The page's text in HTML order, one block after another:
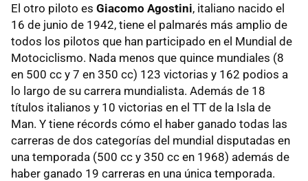
El otro piloto es Giacomo Agostini, italiano nacido el
16 de junio de 1942, tiene el palmarés más amplio de
todos los pilotos que han participado en el Mundial de
Motociclismo. Nada menos que quince mundiales (8
en 500 cc y 7 en 350 cc) 123 victorias y 162 podios a
lo largo de su carrera mundialista. Además de 18
títulos italianos y 10 victorias en el TT de la Isla de
Man. Y tiene récords cómo el haber ganado todas las
carreras de dos categorías del mundial disputadas en
una temporada (500 cc y 350 cc en 1968) además de
haber ganado 19 carreras en una única temporada.